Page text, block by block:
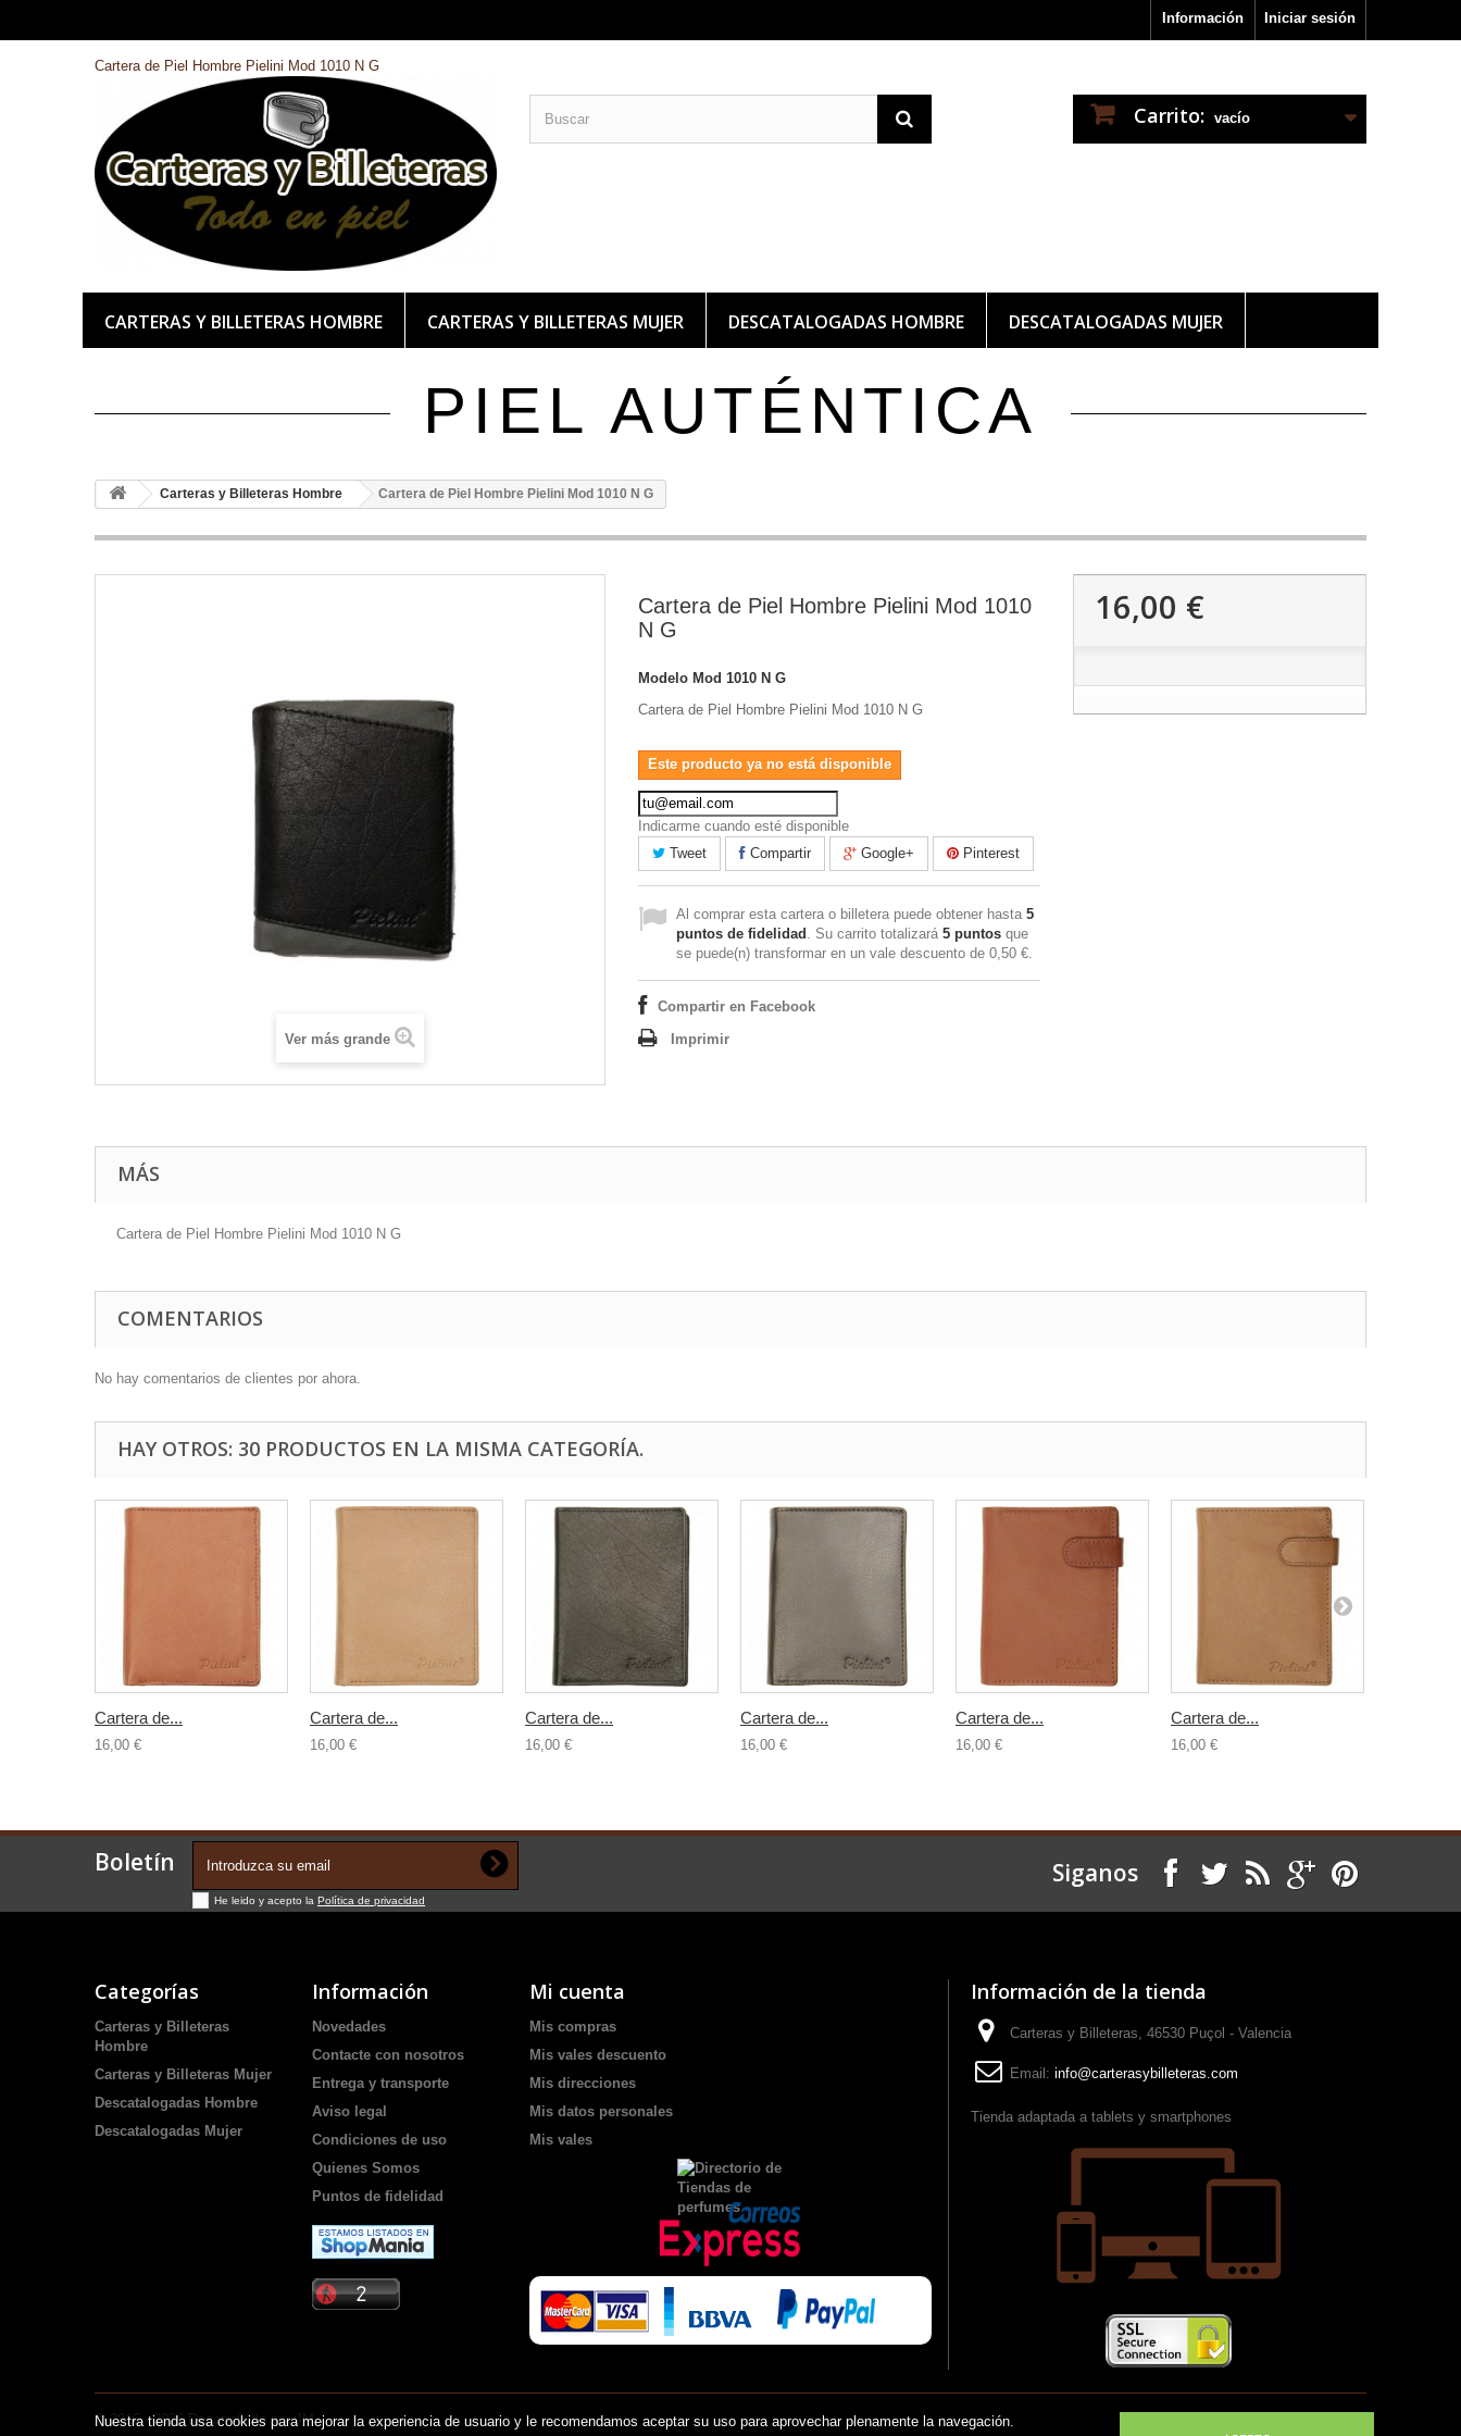
Iniciar sesión
Información
Cartera de Piel Hombre Pielini Mod 1010 N G
Carrito: vacío
CARTERAS Y BILLETERAS HOMBRE CARTERAS Y BILLETERAS MUJER DESCATALOGADAS HOMBRE DESCATALOGADAS MUJER
Nuestra tienda usa cookies para mejorar la experiencia de usuario y le recomendamos aceptar su uso para aprovechar plenamente la navegación.
PIEL AUTÉNTICA
Carteras y Billeteras Hombre Cartera de Piel Hombre Pielini Mod 1010 N G
Ver más grande
Cartera de Piel Hombre Pielini Mod 1010
N G
Modelo Mod 1010 N G
Cartera de Piel Hombre Pielini Mod 1010 N G
Este producto ya no está disponible
Indicarme cuando esté disponible
Tweet
Compartir Google+ Pinterest
Al comprar esta cartera o billetera puede obtener hasta 5
puntos de fidelidad . Su carrito totalizará 5 puntos que
se puede(n) transformar en un vale descuento de 0,50 €
Compartir en Facebook
Imprimir
16,00 €
MÁS
Cartera de Piel Hombre Pielini Mod 1010 N G
COMENTARIOS
No hay comentarios de clientes por ahora.
HAY OTROS: 30 PRODUCTOS EN LA MISMA CATEGORÍA.
Cartera de...
16,00 €
Cartera de...
16,00 €
Cartera de...
16,00 €
Cartera de...
16,00 €
Cartera de...
16,00 €
Cartera de...
16,00 €
Boletín
He leido y acepto la Política de privacidad
Siganos
Categorías
Carteras y Billeteras
Hombre
Carteras y Billeteras Mujer
Descatalogadas Hombre
Descatalogadas Mujer
Información
Novedades
Contacte con nosotros
Entrega y transporte
Aviso legal
Condiciones de uso
Quienes Somos
Puntos de fidelidad
© 2016 -2026 Desarrollado por JM
Mi cuenta
Mis compras
Mis vales descuento
Mis direcciones
Mis datos personales
Mis vales
Información de la tienda
Carteras y Billeteras, 46530 Puçol - Valencia
Email: info@carterasybilleteras.com
Tienda adaptada a tablets y smartphones